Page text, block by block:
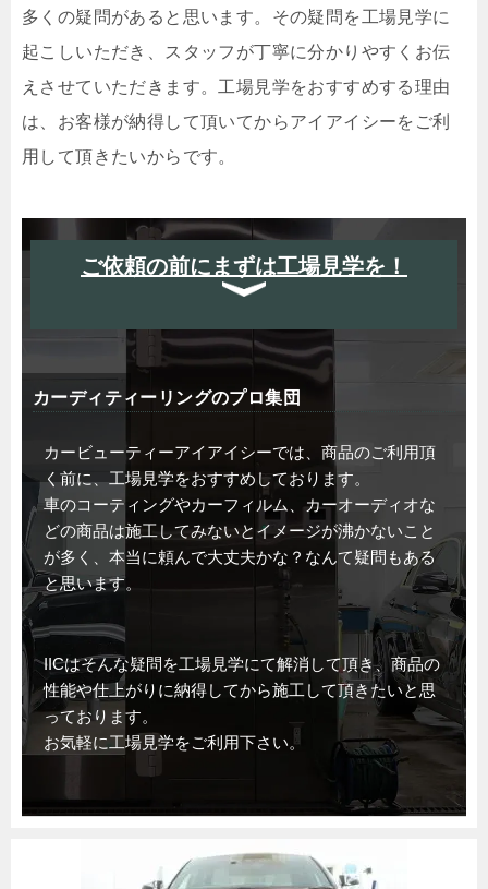
多くの疑問があると思います。その疑問を工場見学に
起こしいただき、スタッフが丁寧に分かりやすくお伝
えさせていただきます。工場見学をおすすめする理由
は、お客様が納得して頂いてからアイアイシーをご利
用して頂きたいからです。
ご依頼の前にまずは工場見学を！
カーディティーリングのプロ集団
カービューティーアイアイシーでは、商品のご利用頂
く前に、工場見学をおすすめしております。
車のコーティングやカーフィルム、カーオーディオな
どの商品は施工してみないとイメージが沸かないこと
が多く、本当に頼んで大丈夫かな？なんて疑問もある
と思います。
IICはそんな疑問を工場見学にて解消して頂き、商品の
性能や仕上がりに納得してから施工して頂きたいと思
っております。
お気軽に工場見学をご利用下さい。